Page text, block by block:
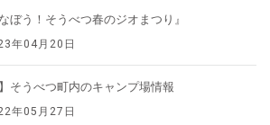
ぼう！そうべつ春のジオまつり』
年04月20日
そうべつ町内のキャンプ場情報
年05月27日